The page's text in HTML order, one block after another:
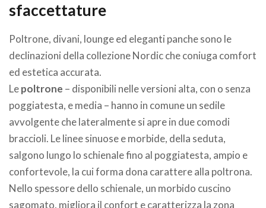
sfaccettature
Poltrone, divani, lounge ed eleganti panche sono le
declinazioni della collezione Nordic che coniuga comfort
ed estetica accurata.
Lepoltrone – disponibili nelle versioni alta, con o senza
poggiatesta, e media – hanno in comune un sedile
avvolgente che lateralmente si apre in due comodi
braccioli. Le linee sinuose e morbide, della seduta,
salgono lungo lo schienale fino al poggiatesta, ampio e
confortevole, la cui forma dona carattere alla poltrona.
Nello spessore dello schienale, un morbido cuscino
sagomato, migliora il confort e caratterizza la zona